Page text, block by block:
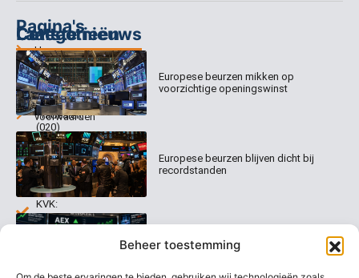
Beheer toestemming
Pagina's
Home
Abonnementen
Dagcommentaar
Tradealert
Organisatie
Contact
Categorieën
Columns
Dagcommentaar
Algemene
voorwaarden
Disclaimer
Welk
abonnement
kiezen
Contact
Keizersgracht
520
1017 EK
Amsterdam
(020)
231
0020
info@beurstrader.nl
KVK:
99197022
Laatste nieuws
Europese beurzen mikken op
voorzichtige openingswinst
Europese beurzen blijven dicht bij
recordstanden
AEX nadert opnieuw zijn hoogste
niveau ooit